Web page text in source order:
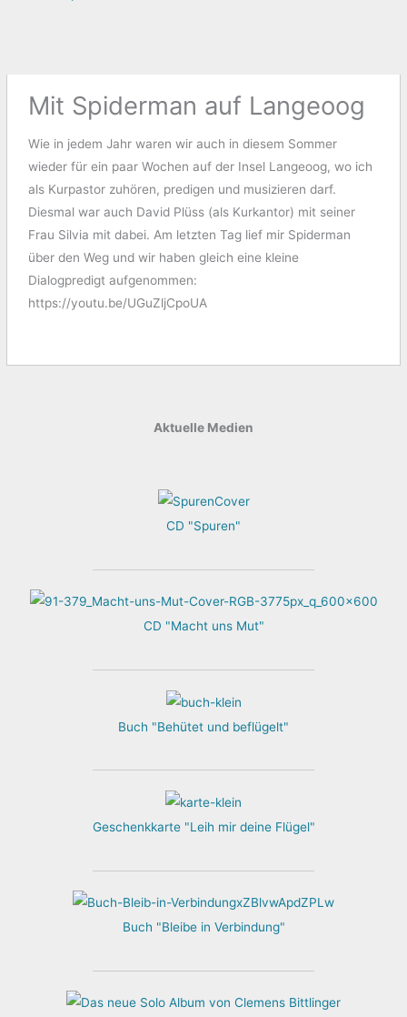
Mit Spiderman auf Langeoog
Wie in jedem Jahr waren wir auch in diesem Sommer
wieder für ein paar Wochen auf der Insel Langeoog, wo ich
als Kurpastor zuhören, predigen und musizieren darf.
Diesmal war auch David Plüss (als Kurkantor) mit seiner
Frau Silvia mit dabei. Am letzten Tag lief mir Spiderman
über den Weg und wir haben gleich eine kleine
Dialogpredigt aufgenommen:
https://youtu.be/UGuZljCpoUA
Aktuelle Medien
CD "Spuren"
CD "Macht uns Mut"
Buch "Behütet und beflügelt"
Geschenkkarte "Leih mir deine Flügel"
Buch "Bleibe in Verbindung"